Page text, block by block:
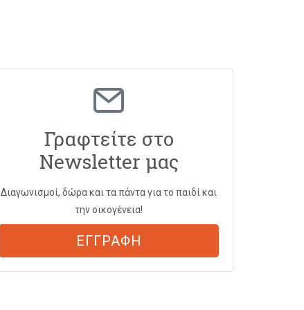
Γραφτείτε στο
Newsletter μας
Διαγωνισμοί, δώρα και τα πάντα για το παιδί και
την οικογένεια!
ΕΓΓΡΑΦΗ